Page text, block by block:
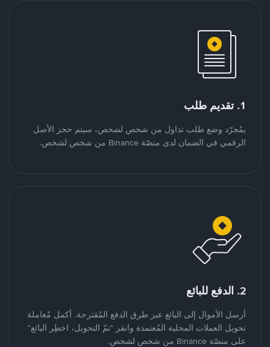
1. تقديم طلب
بمُجرّد وضع طلب تداول من شخص لشخص، سيتم حجز الأصل
الرقمي في الضمان لدى منصّة Binance من شخص لشخص.
2. الدفع للبائع
أرسل الأموال إلى البائع عبر طرق الدفع المُقترحة. أكمل مُعاملة
تحويل العملات المحلية المُعتمدة وانقر "تمّ التحويل، اخطِر البائع"
على منصّة Binance من شخص لشخص.